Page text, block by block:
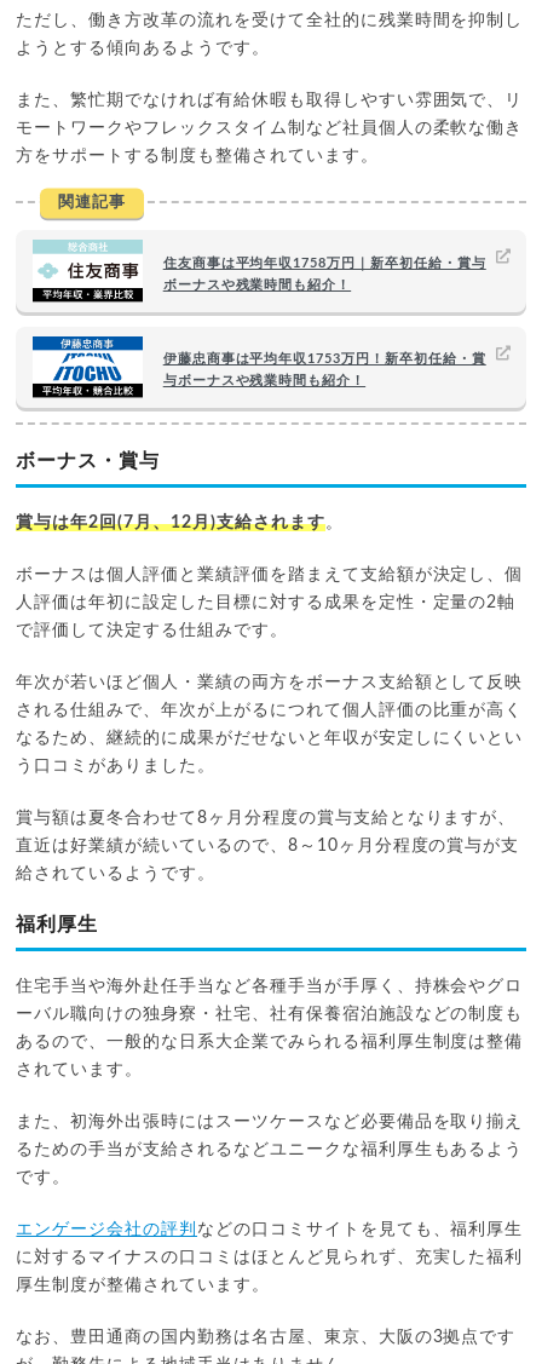
ただし、働き方改革の流れを受けて全社的に残業時間を抑制し
ようとする傾向あるようです。
また、繁忙期でなければ有給休暇も取得しやすい雰囲気で、リ
モートワークやフレックスタイム制など社員個人の柔軟な働き
方をサポートする制度も整備されています。
関連記事
住友商事は平均年収1758万円｜新卒初任給・賞与
ボーナスや残業時間も紹介！
伊藤忠商事は平均年収1753万円！新卒初任給・賞
与ボーナスや残業時間も紹介！
ボーナス・賞与
賞与は年2回(7月、12月)支給されます。
ボーナスは個人評価と業績評価を踏まえて支給額が決定し、個
人評価は年初に設定した目標に対する成果を定性・定量の2軸
で評価して決定する仕組みです。
年次が若いほど個人・業績の両方をボーナス支給額として反映
される仕組みで、年次が上がるにつれて個人評価の比重が高く
なるため、継続的に成果がだせないと年収が安定しにくいとい
う口コミがありました。
賞与額は夏冬合わせて8ヶ月分程度の賞与支給となりますが、
直近は好業績が続いているので、8～10ヶ月分程度の賞与が支
給されているようです。
福利厚生
住宅手当や海外赴任手当など各種手当が手厚く、持株会やグロ
ーバル職向けの独身寮・社宅、社有保養宿泊施設などの制度も
あるので、一般的な日系大企業でみられる福利厚生制度は整備
されています。
また、初海外出張時にはスーツケースなど必要備品を取り揃え
るための手当が支給されるなどユニークな福利厚生もあるよう
です。
エンゲージ会社の評判 などの口コミサイトを見ても、福利厚生
に対するマイナスの口コミはほとんど見られず、充実した福利
厚生制度が整備されています。
なお、豊田通商の国内勤務は名古屋、東京、大阪の3拠点です